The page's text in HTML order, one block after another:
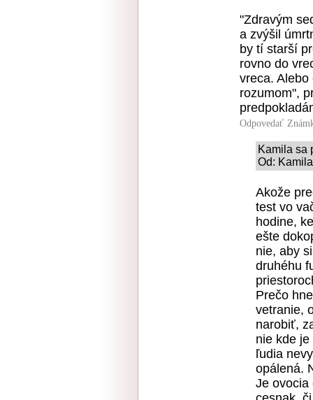
"Zdravým
a zvýšil
by tí starší
rovno do
vreca.
rozumom",
Odpovedať
Kamila sa
Od:
Akože
test vo
hodine,
ešte
nie, aby
druhéhu
Prečo
vetranie,
narobiť,
nie kde
ľudia
opálená.
Je ovocia